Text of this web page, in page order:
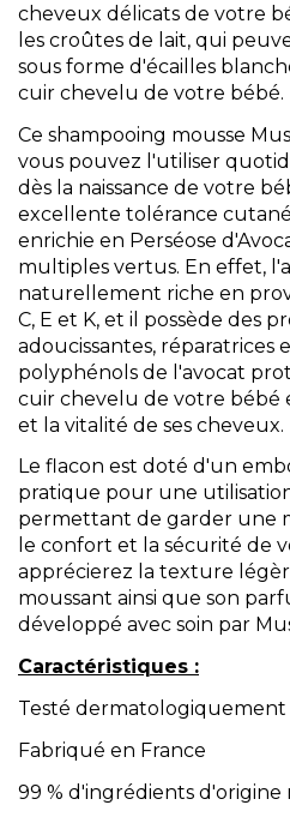
cheveux délicats de votre
les croûtes de lait, qui
sous forme d'écailles
cuir chevelu de votre bébé.
Ce shampooing mousse
vous pouvez l'utiliser
dès la naissance de votre
excellente tolérance
enrichie en Perséose
multiples vertus. En effet,
naturellement riche en
C, E et K, et il possède des
adoucissantes, réparatrices
polyphénols de l'avocat
cuir chevelu de votre bébé
et la vitalité de ses cheveux.
Le flacon est doté d'un
pratique pour une
permettant de garder une
le confort et la sécurité de
apprécierez la texture
moussant ainsi que son
développé avec soin par
Caractéristiques :
Testé dermatologiquement
Fabriqué en France
99 % d'ingrédients